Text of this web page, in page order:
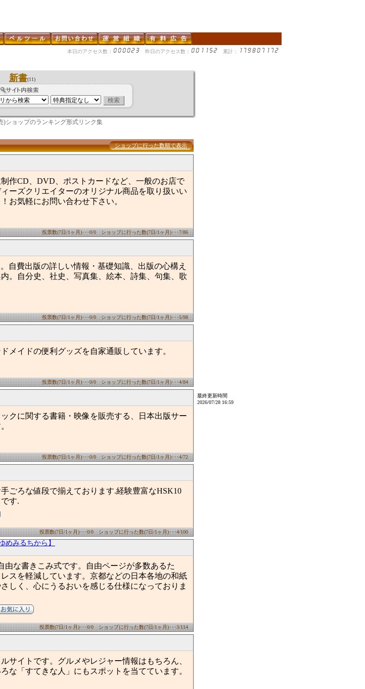
本日のアクセス数： 昨日のアクセス数： 累計：
新書(11)
)ショップのランキング形式リンク集
ショップに行った数順で表示
作CD、DVD、ポストカードなど、一般のお店で
ーズクリエイターのオリジナル商品を取り扱いい
お気軽にお問い合わせ下さい。
投票数(7日/1ヶ月)･･･0/0 ショップに行った数(7日/1ヶ月)･･･7/86
自費出版の詳しい情報・基礎知識、出版の心構え
。自分史、社史、写真集、絵本、詩集、句集、歌
投票数(7日/1ヶ月)･･･0/0 ショップに行った数(7日/1ヶ月)･･･5/98
メイドの便利グッズを自家通販しています。
投票数(7日/1ヶ月)･･･0/0 ショップに行った数(7日/1ヶ月)･･･4/84
クに関する書籍・映像を販売する、日本出版サー
投票数(7日/1ヶ月)･･･0/0 ショップに行った数(7日/1ヶ月)･･･4/72
ごろな値段で揃えております.経験豊富なHSK10
す.
投票数(7日/1ヶ月)･･･0/0 ショップに行った数(7日/1ヶ月)･･･4/100
めみるちから】
由な書きこみ式です。自由ページが多数あるた
スを軽減しています。京都などの日本各地の和紙
しく、心にうるおいを感じる仕様になっておりま
投票数(7日/1ヶ月)･･･0/0 ショップに行った数(7日/1ヶ月)･･･3/114
サイトです。グルメやレジャー情報はもちろん、
な「すてきな人」にもスポットを当てています。
最終更新時間
2026/07/28 16:59